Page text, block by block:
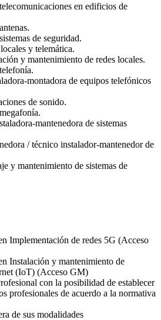
en edificios de
de seguridad.
y telemática.
y mantenimiento de redes locales.
montadora de equipos telefónicos
de sonido.
mantenedora de sistemas
/ técnico instalador-mantenedor de
y mantenimiento de sistemas de
Implementación de redes 5G (Acceso
Instalación y mantenimiento de
(IoT) (Acceso GM)
con la posibilidad de establecer
profesionales de acuerdo a la normativa
de sus modalidades